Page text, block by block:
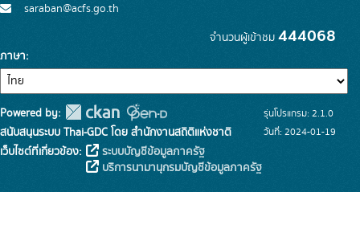
saraban@acfs.go.th
จำนวนผู้เข้าชม 444068
ภาษา
Powered by:
สนับสนุนระบบ Thai-GDC โดย สำนักงานสถิติแห่งชาติ
เว็บไซต์ที่เกี่ยวข้อง:
ระบบบัญชีข้อมูลภาครัฐ
บริการนามานุกรมบัญชีข้อมูลภาครัฐ
รุ่นโปรแกรม: 2.1.0
วันที่: 2024-01-19